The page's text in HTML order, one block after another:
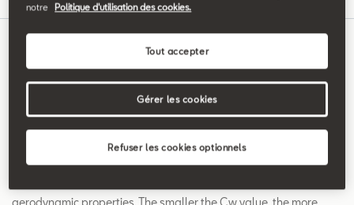
Search
Drag coefficient
The drag coefficient is often expressed as its scientific
aerodynamic properties. The smaller the Cw value, the more
notre
Politique d'utilisation des cookies.
Refuser les cookies optionnels
Tout accepter
Gérer les cookies